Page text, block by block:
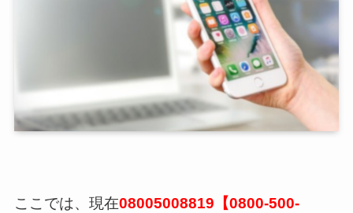
ここでは、現在08005008819【0800-500-